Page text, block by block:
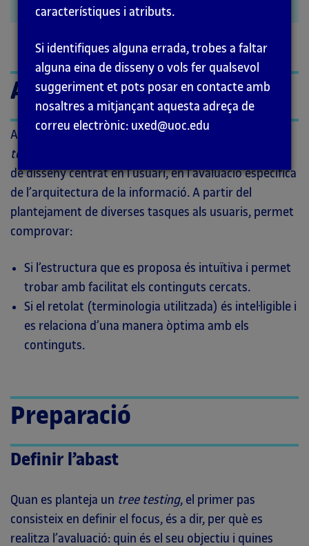
Abans de començar
Aquesta guia amplia la fitxa de
testing
de disseny centrat en l’usuari, en l’avaluació específica
de l’arquitectura de la informació. A partir del
plantejament de diverses tasques als usuaris, permet
comprovar:
Si l’estructura que es proposa és intuïtiva i permet
trobar amb facilitat els continguts cercats.
Si el retolat (terminologia utilitzada) és intel·ligible i
es relaciona d’una manera òptima amb els
continguts.
Preparació
Definir l’abast
Quan es planteja un tree testing, el primer pas
consisteix en definir el focus, és a dir, per què es
realitza l’avaluació: quin és el seu objectiu i quines
característiques i atributs.
Si identifiques alguna errada, trobes a faltar
alguna eina de disseny o vols fer qualsevol
suggeriment et pots posar en contacte amb
nosaltres a mitjançant aquesta adreça de
correu electrònic: uxed@uoc.edu